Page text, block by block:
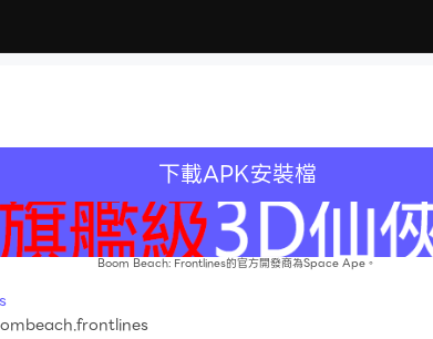
下載APK安裝檔
Boom Beach: Frontlines的官方開發商為Space Ape。